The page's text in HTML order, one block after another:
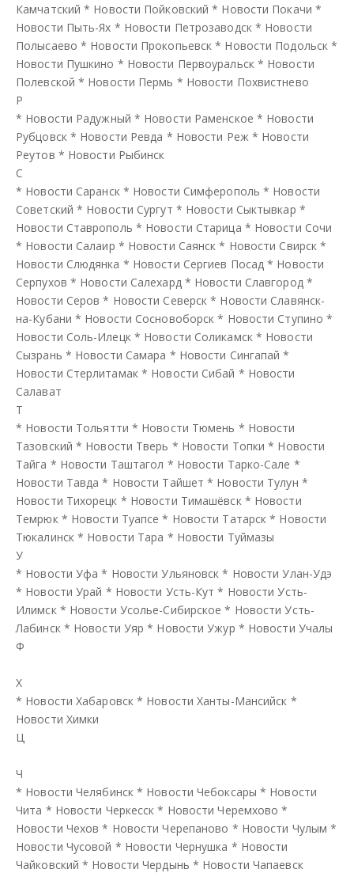
Камчатский * Новости Пойковский * Новости Покачи *
Новости Пыть-Ях * Новости Петрозаводск * Новости
Полысаево * Новости Прокопьевск * Новости Подольск *
Новости Пушкино * Новости Первоуральск * Новости
Полевской * Новости Пермь * Новости Похвистнево
Р
* Новости Радужный * Новости Раменское * Новости
Рубцовск * Новости Ревда * Новости Реж * Новости
Реутов * Новости Рыбинск
С
* Новости Саранск * Новости Симферополь * Новости
Советский * Новости Сургут * Новости Сыктывкар *
Новости Ставрополь * Новости Старица * Новости Сочи
* Новости Салаир * Новости Саянск * Новости Свирск *
Новости Слюдянка * Новости Сергиев Посад * Новости
Серпухов * Новости Салехард * Новости Славгород *
Новости Серов * Новости Северск * Новости Славянск-
на-Кубани * Новости Сосновоборск * Новости Ступино *
Новости Соль-Илецк * Новости Соликамск * Новости
Сызрань * Новости Самара * Новости Сингапай *
Новости Стерлитамак * Новости Сибай * Новости
Салават
Т
* Новости Тольятти * Новости Тюмень * Новости
Тазовский * Новости Тверь * Новости Топки * Новости
Тайга * Новости Таштагол * Новости Тарко-Сале *
Новости Тавда * Новости Тайшет * Новости Тулун *
Новости Тихорецк * Новости Тимашёвск * Новости
Темрюк * Новости Туапсе * Новости Татарск * Новости
Тюкалинск * Новости Тара * Новости Туймазы
У
* Новости Уфа * Новости Ульяновск * Новости Улан-Удэ
* Новости Урай * Новости Усть-Кут * Новости Усть-
Илимск * Новости Усолье-Сибирское * Новости Усть-
Лабинск * Новости Уяр * Новости Ужур * Новости Учалы
Ф
Х
* Новости Хабаровск * Новости Ханты-Мансийск *
Новости Химки
Ц
Ч
* Новости Челябинск * Новости Чебоксары * Новости
Чита * Новости Черкесск * Новости Черемхово *
Новости Чехов * Новости Черепаново * Новости Чулым *
Новости Чусовой * Новости Чернушка * Новости
Чайковский * Новости Чердынь * Новости Чапаевск